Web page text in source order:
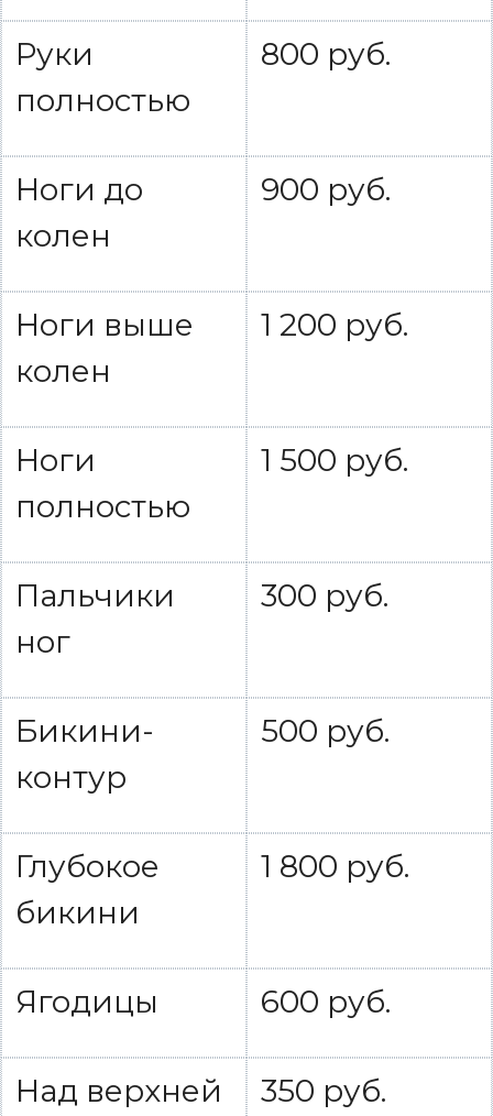
Руки
полностью
800 руб.
Ноги до
колен
900 руб.
Ноги выше
колен
1 200 руб.
Ноги
полностью
1 500 руб.
Пальчики
ног
300 руб.
Бикини-
контур
500 руб.
Глубокое
бикини
1 800 руб.
Ягодицы 600 руб.
Над верхней
350 руб.